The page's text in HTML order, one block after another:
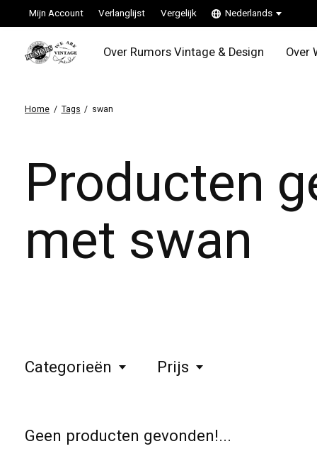
Mijn Account Verlanglijst Vergelijk Nederlands
Over Rumors Vintage & Design Over
Home / Tags / swan
Producten
met swan
Categorieën Prijs
Geen producten gevonden!...